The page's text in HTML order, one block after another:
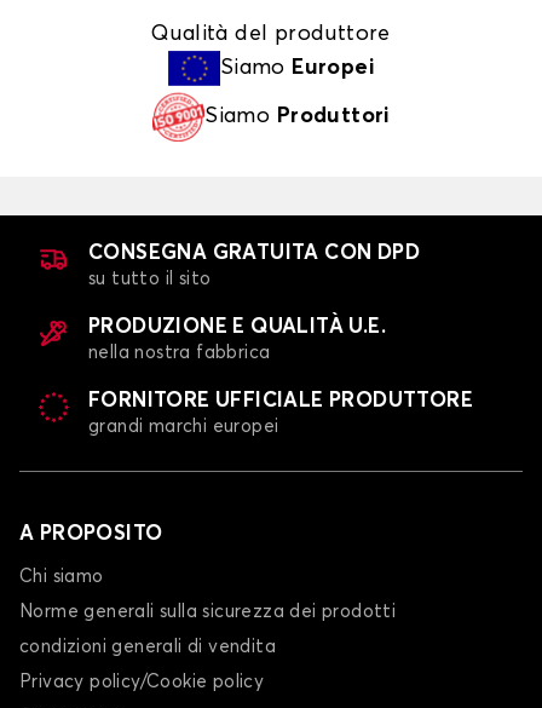
Qualità del produttore
Siamo Europei
Siamo Produttori
CONSEGNA GRATUITA CON DPD
su tutto il sito
PRODUZIONE E QUALITÀ U.E.
nella nostra fabbrica
FORNITORE UFFICIALE PRODUTTORE
grandi marchi europei
A PROPOSITO
Chi siamo
Norme generali sulla sicurezza dei prodotti
condizioni generali di vendita
Privacy policy/Cookie policy